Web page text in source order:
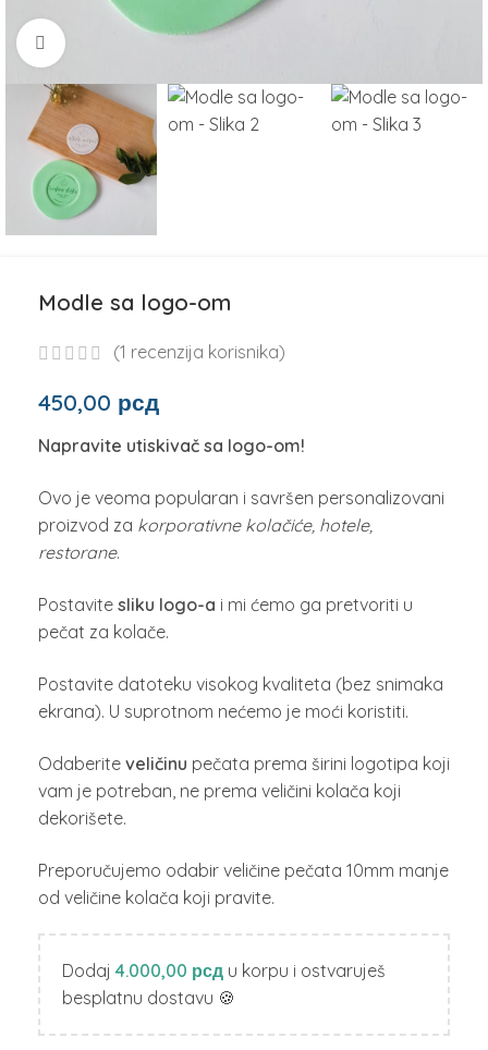
Click to enlarge
Modle sa logo-om
(1 recenzija korisnika)
450,00 рсд
Napravite utiskivač sa logo-om!
Ovo je veoma popularan i savršen personalizovani
proizvod za korporativne kolačiće, hotele,
restorane.
Postavite sliku logo-a i mi ćemo ga pretvoriti u
pečat za kolače.
Postavite datoteku visokog kvaliteta (bez snimaka
ekrana). U suprotnom nećemo je moći koristiti.
Odaberite veličinu pečata prema širini logotipa koji
vam je potreban, ne prema veličini kolača koji
dekorišete.
Preporučujemo odabir veličine pečata 10mm manje
od veličine kolača koji pravite.
Dodaj 4.000,00 рсд u korpu i ostvaruješ
besplatnu dostavu 🍪